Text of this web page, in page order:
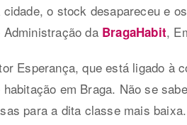
cidade, o stock desapareceu e
Administração da BragaHabit,
Esperança, que está ligado à
habitação em Braga. Não se
para a dita classe mais